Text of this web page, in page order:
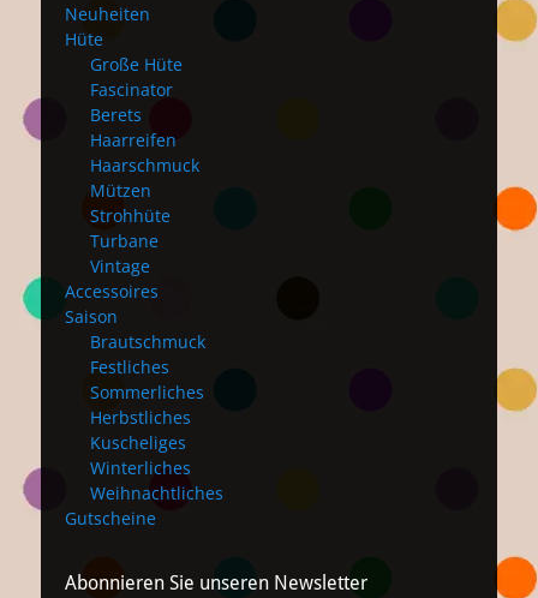
Neuheiten
Hüte
Große Hüte
Fascinator
Berets
Haarreifen
Haarschmuck
Mützen
Strohhüte
Turbane
Vintage
Accessoires
Saison
Brautschmuck
Festliches
Sommerliches
Herbstliches
Kuscheliges
Winterliches
Weihnachtliches
Gutscheine
Abonnieren Sie unseren Newsletter